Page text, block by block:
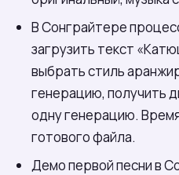
В Сонграйтере
загрузить текст
выбрать стиль
генерацию, получить
одну генерацию.
готового файла.
Демо первой песни в